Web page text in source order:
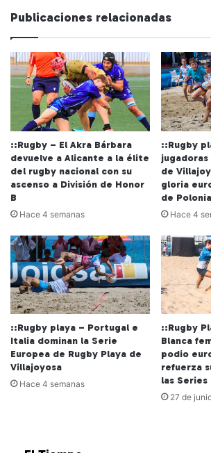
we
Publicaciones relacionadas
::Rugby – El Akra Bárbara
devuelve a Alicante a la élite
del rugby nacional con su
ascenso a División de Honor
B
Hace 4 semanas
::Rugby
de
gloria
de Polonia
Hace 4
::Rugby playa – Portugal e
Italia dominan la Serie
Europea de Rugby Playa de
Villajoyosa
Hace 4 semanas
::Rugby
Blanca
podio
refuerza
las Series
27 de